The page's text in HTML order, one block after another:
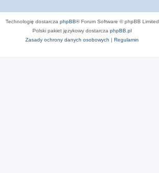
Technologię dostarcza phpBB® Forum Software © phpBB Limited
Polski pakiet językowy dostarcza phpBB.pl
Zasady ochrony danych osobowych | Regulamin